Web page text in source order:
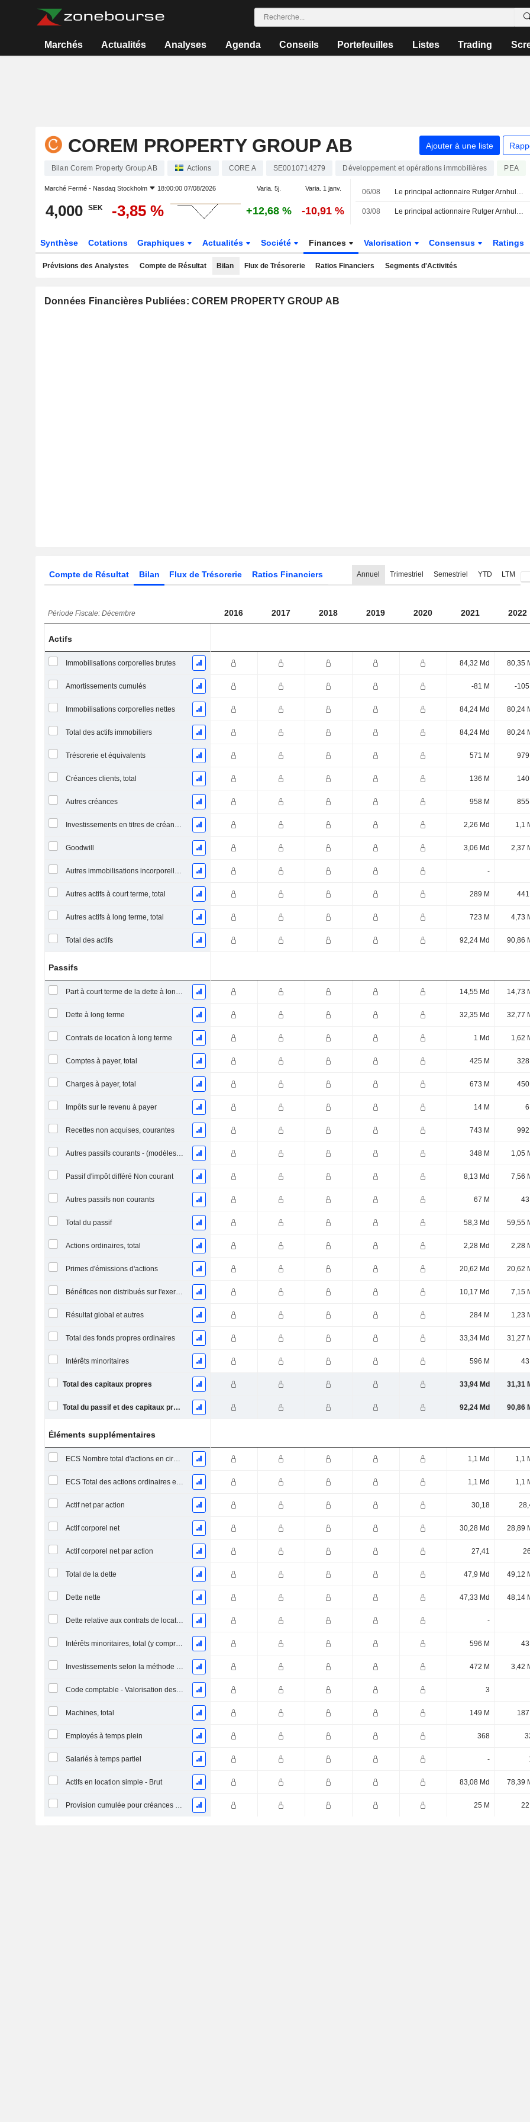
Marchés Actualités Analyses Agenda Conseils Portefeuilles Listes Trading
COREM PROPERTY GROUP AB Ajouter à une liste
Bilan Corem Property Group AB Actions CORE A SE0010714279 Développement et opérations immobilières PEA
Marché Fermé - Nasdaq Stockholm 18:00:00 07/08/2026 Varia. 5j. Varia. 1 janv.
4,000 SEK -3,85 % +12,68 % -10,91 %
06/08 Le principal actionnaire Rutger Arnhult acquiert pour 2,2 millions de couronnes d'actions Corem
03/08 Le principal actionnaire Rutger Arnhult acquiert des actions Corem pour 2,4 millions de couronnes
Synthèse Cotations Graphiques Actualités Société Finances Valorisation Consensus Ratings
Prévisions des Analystes Compte de Résultat Bilan Flux de Trésorerie Ratios Financiers Segments d'Activités
Données Financières Publiées: COREM PROPERTY GROUP AB
Compte de Résultat Bilan Flux de Trésorerie Ratios Financiers Annuel Trimestriel Semestriel YTD LTM
Période Fiscale: Décembre 2016 2017 2018 2019 2020 2021 2022
Actifs
Immobilisations corporelles brutes 84,32 Md 80,35
Amortissements cumulés -81 M -
Immobilisations corporelles nettes 84,24 Md 80,24
Total des actifs immobiliers 84,24 Md 80,24
Trésorerie et équivalents 571 M
Créances clients, total 136 M
Autres créances 958 M
Investissements en titres de créance et de participation 2,26 Md 1,1
Goodwill 3,06 Md 2,37
Autres immobilisations incorporelles, total -
Autres actifs à court terme, total 289 M
Autres actifs à long terme, total 723 M 4,73
Total des actifs 92,24 Md 90,86
Passifs
Part à court terme de la dette à long terme 14,55 Md 14,73
Dette à long terme 32,35 Md 32,77
Contrats de location à long terme 1 Md 1,62
Comptes à payer, total 425 M
Charges à payer, total 673 M
Impôts sur le revenu à payer 14 M
Recettes non acquises, courantes 743 M
Autres passifs courants - (modèles Brok / FS / Ins. / REIT) 348 M 1,05
Passif d'impôt différé Non courant 8,13 Md 7,56
Autres passifs non courants 67 M
Total du passif 58,3 Md 59,55
Actions ordinaires, total 2,28 Md 2,28
Primes d'émissions d'actions 20,62 Md 20,62
Bénéfices non distribués sur l'exercice 10,17 Md 7,15
Résultat global et autres 284 M 1,23
Total des fonds propres ordinaires 33,34 Md 31,27
Intérêts minoritaires 596 M
Total des capitaux propres 33,94 Md 31,31
Total du passif et des capitaux propres 92,24 Md 90,86
Éléments supplémentaires
ECS Nombre total d'actions en circulation à la date de dépôt 1,1 Md 1,1
ECS Total des actions ordinaires en circulation 1,1 Md 1,1
Actif net par action 30,18
Actif corporel net 30,28 Md 28,89
Actif corporel net par action 27,41
Total de la dette 47,9 Md 49,12
Dette nette 47,33 Md 48,14
Dette relative aux contrats de location -
Intérêts minoritaires, total (y compris la division financière) 596 M
Investissements selon la méthode de la mise en équivalence, total 472 M 3,42
Code comptable - Valorisation des stocks 3
Machines, total 149 M
Employés à temps plein 368
Salariés à temps partiel -
Actifs en location simple - Brut 83,08 Md 78,39
Provision cumulée pour créances douteuses (Supple) 25 M